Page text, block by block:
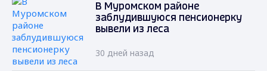
В Муромском районе
заблудившуюся пенсионерку
вывели из леса
30 дней назад